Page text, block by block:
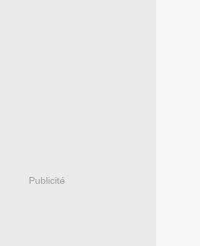
Publicité